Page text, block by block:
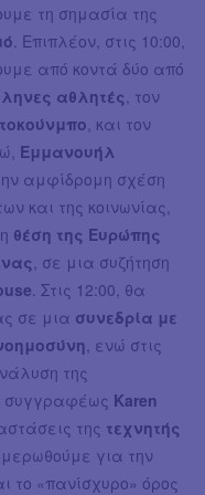
τη σημασία της
. Επιπλέον, στις 10:00,
από κοντά δύο από
αθλητές , τον
, και τον
Εμμανουήλ
αμφίδρομη σχέση
και της κοινωνίας,
θέση της Ευρώπης
, σε μια συζήτηση
. Στις 12:00, θα
σε μια συνεδρία με
, ενώ στις
της
συγγραφέως Karen
της τεχνητής
για την
το «πανίσχυρο» όρος